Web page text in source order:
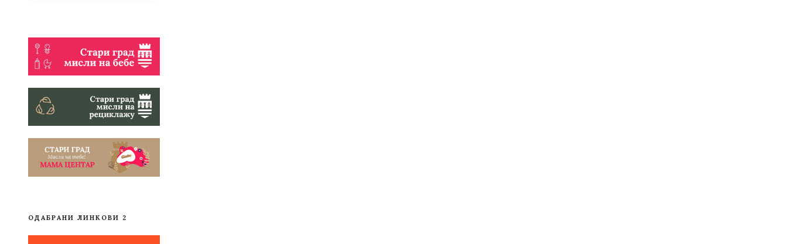
ОДАБРАНИ ЛИНКОВИ 2